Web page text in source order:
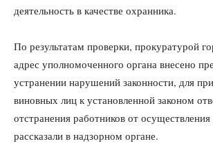
деятельность в качестве охранника.
По результатам проверки, прокуратурой
адрес уполномоченного органа внесено
устранении нарушений законности, для
виновных лиц к установленной законом
отстранения работников от
рассказали в надзорном органе.